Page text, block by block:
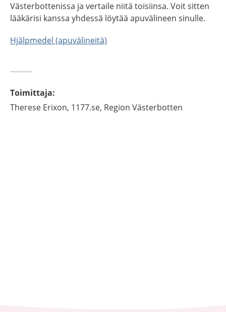
Västerbottenissa ja vertaile niitä toisiinsa. Voit sitten
lääkärisi kanssa yhdessä löytää apuvälineen sinulle.
Hjälpmedel (apuvälineitä)
Toimittaja:
Therese Erixon, 1177.se, Region Västerbotten